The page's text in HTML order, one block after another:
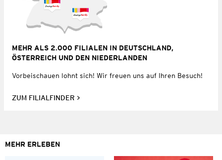
MEHR ALS 2.000 FILIALEN IN DEUTSCHLAND,
ÖSTERREICH UND DEN NIEDERLANDEN
Vorbeischauen lohnt sich! Wir freuen uns auf Ihren Besuch!
ZUM FILIALFINDER
MEHR ERLEBEN